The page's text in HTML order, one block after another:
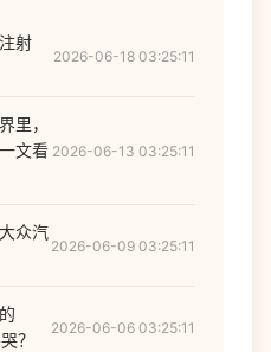
射
2026-06-18 03:25:11
里，
文看 2026-06-13 03:25:11
众汽
2026-06-09 03:25:11
？
2026-06-06 03:25:11